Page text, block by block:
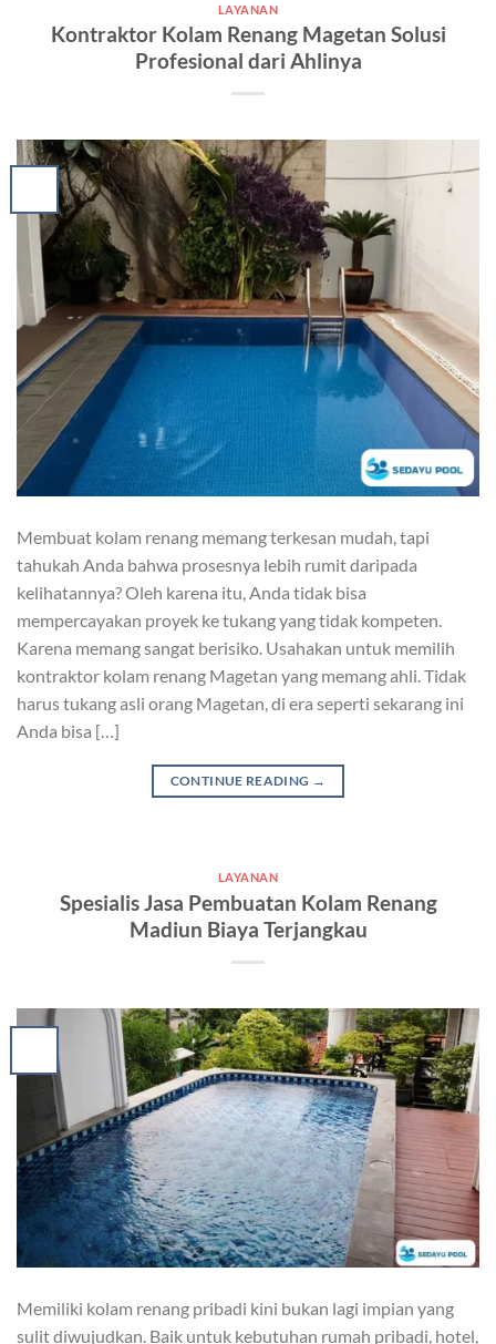
LAYANAN
Kontraktor Kolam Renang Magetan Solusi
Profesional dari Ahlinya
Membuat kolam renang memang terkesan mudah, tapi
tahukah Anda bahwa prosesnya lebih rumit daripada
kelihatannya? Oleh karena itu, Anda tidak bisa
mempercayakan proyek ke tukang yang tidak kompeten.
Karena memang sangat berisiko. Usahakan untuk memilih
kontraktor kolam renang Magetan yang memang ahli. Tidak
harus tukang asli orang Magetan, di era seperti sekarang ini
Anda bisa […]
CONTINUE READING →
LAYANAN
Spesialis Jasa Pembuatan Kolam Renang
Madiun Biaya Terjangkau
Memiliki kolam renang pribadi kini bukan lagi impian yang
sulit diwujudkan. Baik untuk kebutuhan rumah pribadi, hotel,